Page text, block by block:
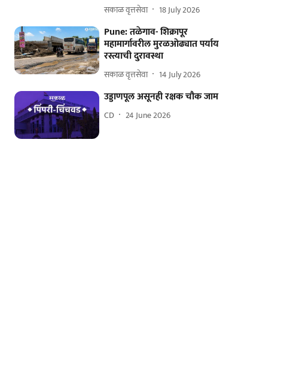
सकाळ वृत्तसेवा 18 July 2026
Pune: तळेगाव- शिक्रापूर
महामार्गावरील मुरळओढ्यात पर्याय
रस्त्याची दुरावस्था
सकाळ वृत्तसेवा 14 July 2026
उड्डाणपूल असूनही रक्षक चौक जाम
CD 24 June 2026